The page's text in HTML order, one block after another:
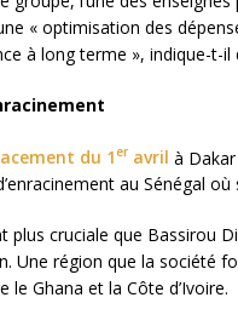
« optimisation des
à long terme », indique-t-
du 1er avril à
au Sénégal
plus cruciale que Bassirou
Une région que la société
le Ghana et la Côte d’Ivoire.